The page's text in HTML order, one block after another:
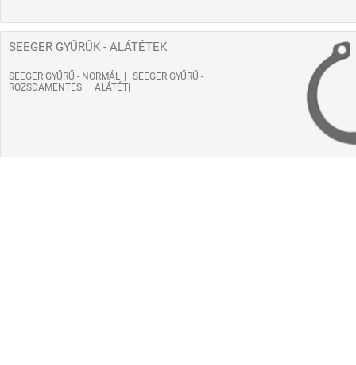
SEEGER GYŰRŰK - ALÁTÉTEK
SEEGER GYŰRŰ - NORMÁL
SEEGER GYŰRŰ -
ROZSDAMENTES
ALÁTÉT